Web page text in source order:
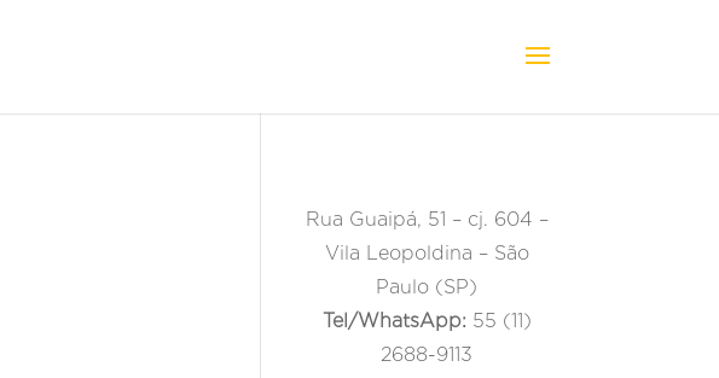
Rua Guaipá, 51 – cj. 604 –
Vila Leopoldina – São
Paulo (SP)
Tel/WhatsApp: 55 (11)
2688-9113